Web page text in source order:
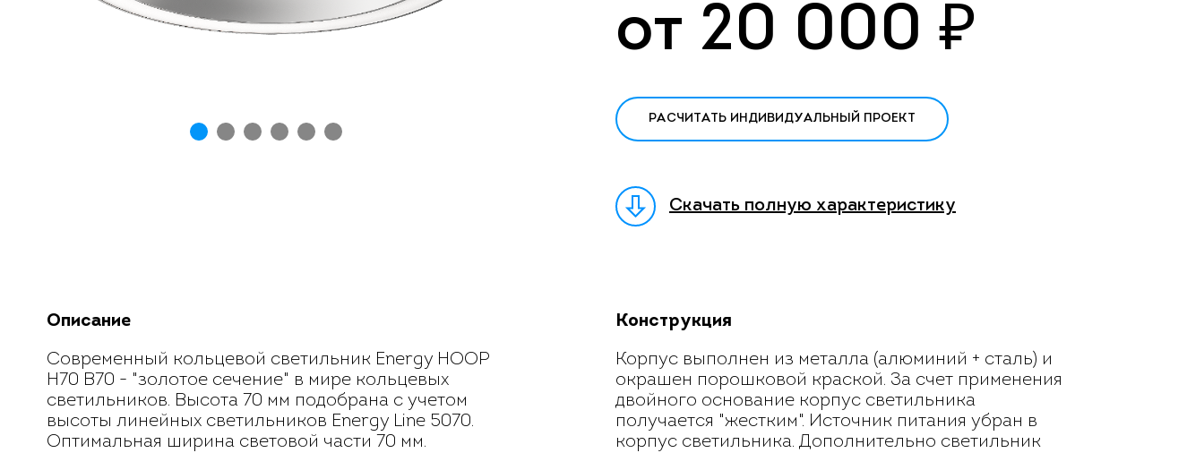
2 3 4 5 6
от 20 000 ₽
РАСЧИТАТЬ ИНДИВИДУАЛЬНЫЙ ПРОЕКТ
Скачать полную характеристику
Описание
Современный кольцевой светильник Energy HOOP
H70 B70 - "золотое сечение" в мире кольцевых
светильников. Высота 70 мм подобрана с учетом
высоты линейных светильников Energy Line 5070.
Оптимальная ширина световой части 70 мм.
Конструкция
Корпус выполнен из металла (алюминий + сталь) и
окрашен порошковой краской. За счет применения
двойного основание корпус светильника
получается "жестким". Источник питания убран в
корпус светильника. Дополнительно светильник